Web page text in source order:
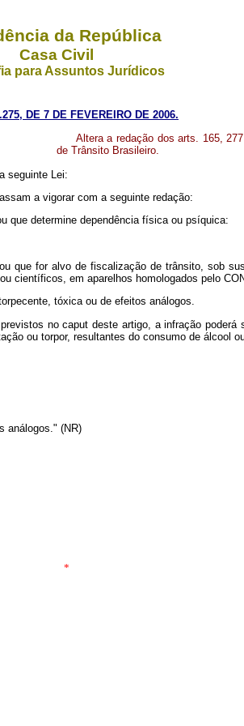
da República
Casa Civil
para Assuntos Jurídicos
DE 7 DE FEVEREIRO DE 2006.
Altera a redação dos arts. 165,
de Trânsito Brasileiro.
seguinte Lei:
a vigorar com a seguinte redação:
que determine dependência física ou psíquica:
que for alvo de fiscalização de trânsito, sob
em aparelhos homologados pelo
tóxica ou de efeitos análogos.
previstos no caputdeste artigo, a infração poderá
ou torpor, resultantes do consumo de álcool
análogos." (NR)
*